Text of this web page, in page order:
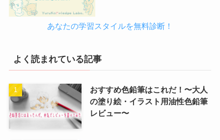
あなたの学習スタイルを無料診断！
よく読まれている記事
おすすめ色鉛筆はこれだ！〜大人
の塗り絵・イラスト用油性色鉛筆
レビュー〜